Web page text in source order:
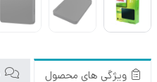
ویژگی های محصول